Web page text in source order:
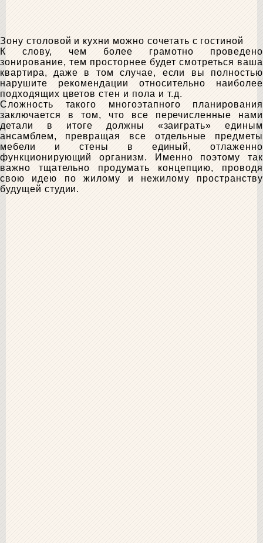
Зону столовой и кухни можно сочетать с гостиной
К слову, чем более грамотно проведено
зонирование, тем просторнее будет смотреться ваша
квартира, даже в том случае, если вы полностью
нарушите рекомендации относительно наиболее
подходящих цветов стен и пола и т.д.
Сложность такого многоэтапного планирования
заключается в том, что все перечисленные нами
детали в итоге должны «заиграть» единым
ансамблем, превращая все отдельные предметы
мебели и стены в единый, отлаженно
функционирующий организм. Именно поэтому так
важно тщательно продумать концепцию, проводя
свою идею по жилому и нежилому пространству
будущей студии.